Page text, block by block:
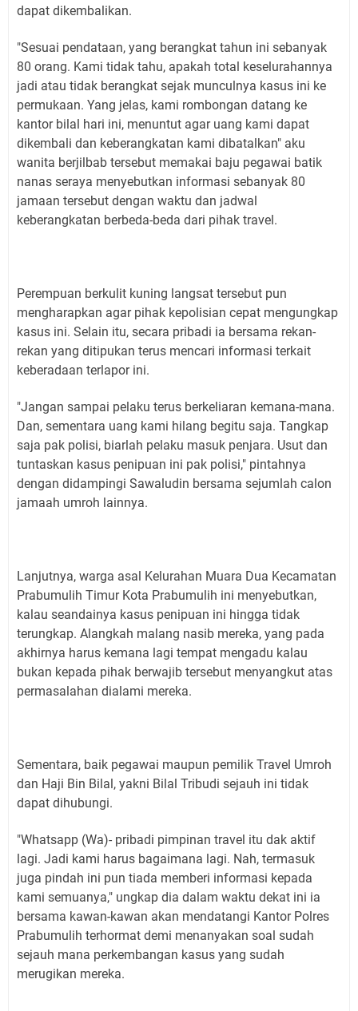
dapat dikembalikan.
"Sesuai pendataan, yang berangkat tahun ini sebanyak
80 orang. Kami tidak tahu, apakah total keselurahannya
jadi atau tidak berangkat sejak munculnya kasus ini ke
permukaan. Yang jelas, kami rombongan datang ke
kantor bilal hari ini, menuntut agar uang kami dapat
dikembali dan keberangkatan kami dibatalkan" aku
wanita berjilbab tersebut memakai baju pegawai batik
nanas seraya menyebutkan informasi sebanyak 80
jamaan tersebut dengan waktu dan jadwal
keberangkatan berbeda-beda dari pihak travel.
Perempuan berkulit kuning langsat tersebut pun
mengharapkan agar pihak kepolisian cepat mengungkap
kasus ini. Selain itu, secara pribadi ia bersama rekan-
rekan yang ditipukan terus mencari informasi terkait
keberadaan terlapor ini.
"Jangan sampai pelaku terus berkeliaran kemana-mana.
Dan, sementara uang kami hilang begitu saja. Tangkap
saja pak polisi, biarlah pelaku masuk penjara. Usut dan
tuntaskan kasus penipuan ini pak polisi," pintahnya
dengan didampingi Sawaludin bersama sejumlah calon
jamaah umroh lainnya.
Lanjutnya, warga asal Kelurahan Muara Dua Kecamatan
Prabumulih Timur Kota Prabumulih ini menyebutkan,
kalau seandainya kasus penipuan ini hingga tidak
terungkap. Alangkah malang nasib mereka, yang pada
akhirnya harus kemana lagi tempat mengadu kalau
bukan kepada pihak berwajib tersebut menyangkut atas
permasalahan dialami mereka.
Sementara, baik pegawai maupun pemilik Travel Umroh
dan Haji Bin Bilal, yakni Bilal Tribudi sejauh ini tidak
dapat dihubungi.
"Whatsapp (Wa)- pribadi pimpinan travel itu dak aktif
lagi. Jadi kami harus bagaimana lagi. Nah, termasuk
juga pindah ini pun tiada memberi informasi kepada
kami semuanya," ungkap dia dalam waktu dekat ini ia
bersama kawan-kawan akan mendatangi Kantor Polres
Prabumulih terhormat demi menanyakan soal sudah
sejauh mana perkembangan kasus yang sudah
merugikan mereka.